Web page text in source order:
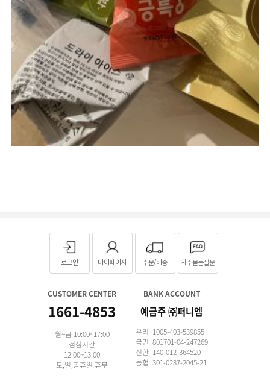
로그인 마이페이지 주문/배송 자주묻는질문
CUSTOMER CENTER
1661-4853
월~금 10:00~17:00
점심시간
12:00~13:00
토,일,공휴일 휴무
BANK ACCOUNT
예금주 ㈜퍼니엠
우리 1005-403-539855
국민 801701-04-247269
신한 140-012-364520
농협 301-0237-2045-21